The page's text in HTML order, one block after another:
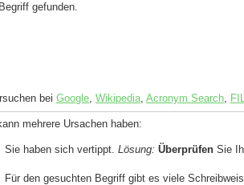
Begriff gefunden.
bei Google, Wikipedia, Acronym Search,
mehrere Ursachen haben:
Sie haben sich vertippt. Lösung: Überprüfen Sie
Für den gesuchten Begriff gibt es viele